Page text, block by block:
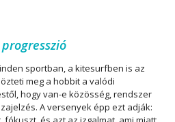
sportban, a kitesurfben is az
meg a hobbit a valódi
hogy van-e közösség, rendszer
A versenyek épp ezt adják: